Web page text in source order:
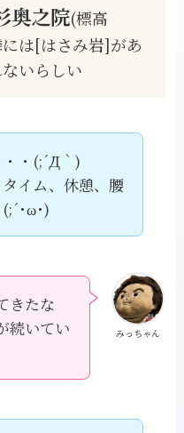
奥之院(標高
は[はさみ岩]があ
いらしい
・(;´Д｀)
イム、休憩、腰
･ω･)
みっちゃん
きたな
続いてい